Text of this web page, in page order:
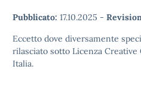
Pubblicato: 17.10.2025 -
Eccetto dove diversamente
rilasciato sotto Licenza
Italia.